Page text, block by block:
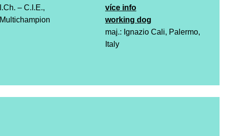
I.Ch. – C.I.E.,
Multichampion
více info
working dog
maj.: Ignazio Cali, Palermo,
Italy